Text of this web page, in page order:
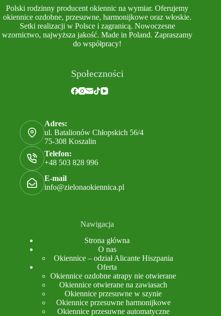
Polski rodzinny producent okiennic na wymiar. Oferujemy
okiennice ozdobne, przesuwne, harmonijkowe oraz włoskie.
Setki realizacji w Polsce i zagranicą. Nowoczesne
wzornictwo, najwyższa jakość. Made in Poland. Zapraszamy
do współpracy!
Społeczności
Adres:
ul. Batalionów Chłopskich 56/4
75-308 Koszalin
Telefon:
+48 503 828 996
E-mail
info@zielonaokiennica.pl
Nawigacja
Strona główna
O nas
Okiennice – odział Alicante Hiszpania
Oferta
Okiennice ozdobne atrapy nie otwierane
Okiennice otwierane na zawiasach
Okiennice przesuwne w szynie
Okiennice przesuwne harmonijkowe
Okiennice przesuwne automatyczne